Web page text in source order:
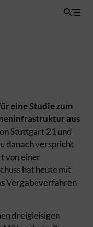
eine Studie zum
aus
Stuttgart 21 und
danach verspricht
von einer
hat heute mit
Vergabeverfahren
dreigleisigen